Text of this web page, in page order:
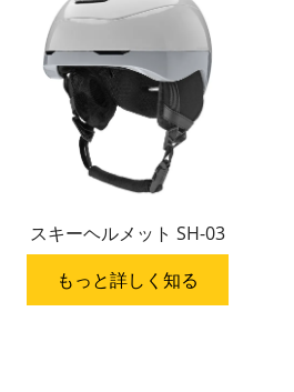
スキーヘルメット SH-03
もっと詳しく知る